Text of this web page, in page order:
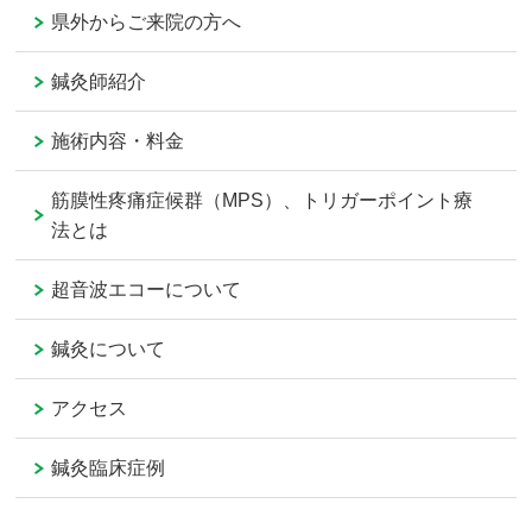
県外からご来院の方へ
鍼灸師紹介
施術内容・料金
筋膜性疼痛症候群（MPS）、トリガーポイント療
法とは
超音波エコーについて
鍼灸について
アクセス
鍼灸臨床症例